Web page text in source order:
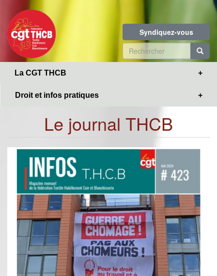
contenu
principal
Syndiquez-vous
Formulaire
de
La CGT THCB
Droit et infos pratiques
Le journal THCB